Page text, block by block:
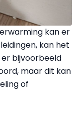
kan er
kan het
bijvoorbeeld
maar dit kan
of